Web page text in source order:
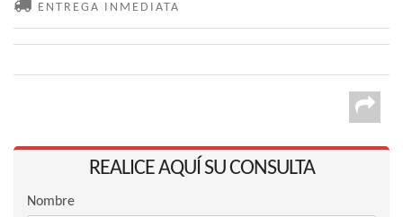
ENTREGA INMEDIATA
REALICE AQUÍ SU CONSULTA
Nombre